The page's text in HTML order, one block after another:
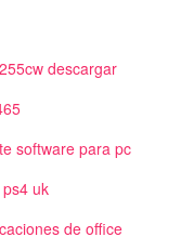
descargar
software para pc
uk
de office